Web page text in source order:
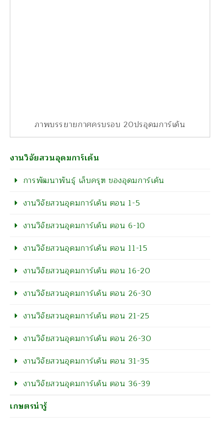
ภาพบรรยายกาศครบรอบ 20ปรอุดมการ์เด้น
งานวิจัยสวนอุดมการ์เด้น
การพัฒนาพันธุ์ เล็บครุฑ ของอุดมการ์เด้น
งานวิจัยสวนอุดมการ์เด้น ตอน 1-5
งานวิจัยสวนอุดมการ์เด้น ตอน 6-10
งานวิจัยสวนอุดมการ์เด้น ตอน 11-15
งานวิจัยสวนอุดมการ์เด้น ตอน 16-20
งานวิจัยสวนอุดมการ์เด้น ตอน 26-30
งานวิจัยสวนอุดมการ์เด้น ตอน 21-25
งานวิจัยสวนอุดมการ์เด้น ตอน 26-30
งานวิจัยสวนอุดมการ์เด้น ตอน 31-35
งานวิจัยสวนอุดมการ์เด้น ตอน 36-39
เกษตรน่ารู้